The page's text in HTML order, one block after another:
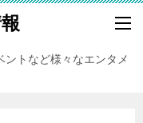
ントなど様々なエンタメ